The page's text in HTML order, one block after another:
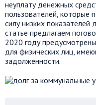
неуплату денежных
пользователей, которые
силу низких
статье предлагаем
2020 году
для физических лиц,
задолженности.